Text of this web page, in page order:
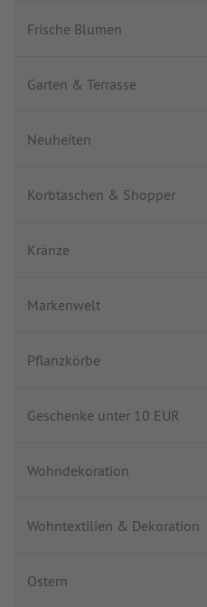
Frische Blumen
Garten & Terrasse
Neuheiten
Korbtaschen & Shopper
Kränze
Markenwelt
Pflanzkörbe
Geschenke unter 10 EUR
Wohndekoration
Wohntextilien & Dekoration
Ostern